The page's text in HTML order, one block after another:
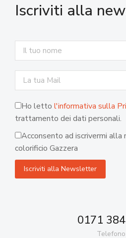
Iscriviti alla
Ho letto l'informativa sulla
trattamento dei dati personali.
Acconsento ad iscrivermi
colorificio Gazzera
0171
Telefono